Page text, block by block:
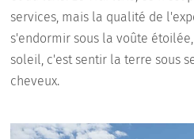
services, mais la qualité de
s'endormir sous la voûte
soleil, c'est sentir la terre sous
cheveux.